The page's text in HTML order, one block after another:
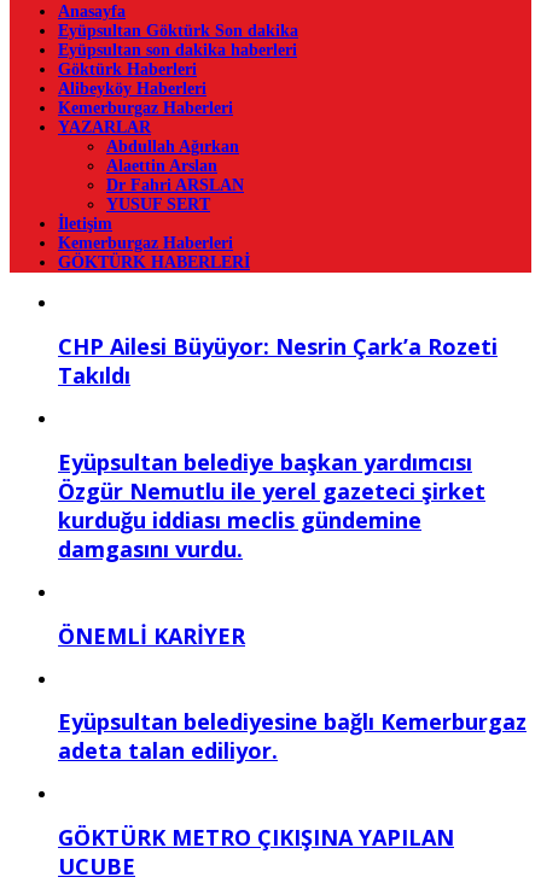
Anasayfa
Eyüpsultan Göktürk Son dakika
Eyüpsultan son dakika haberleri
Göktürk Haberleri
Alibeyköy Haberleri
Kemerburgaz Haberleri
YAZARLAR
Abdullah Ağırkan
Alaettin Arslan
Dr Fahri ARSLAN
YUSUF SERT
İletişim
Kemerburgaz Haberleri
GÖKTÜRK HABERLERİ
CHP Ailesi Büyüyor: Nesrin Çark’a Rozeti
Takıldı
Eyüpsultan belediye başkan yardımcısı
Özgür Nemutlu ile yerel gazeteci şirket
kurduğu iddiası meclis gündemine
damgasını vurdu.
ÖNEMLİ KARİYER
Eyüpsultan belediyesine bağlı Kemerburgaz
adeta talan ediliyor.
GÖKTÜRK METRO ÇIKIŞINA YAPILAN
UCUBE